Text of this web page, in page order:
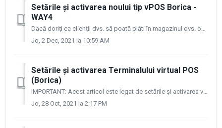
Setările și activarea noului tip vPOS Borica -
WAY4
Dacă doriți ca clienții dvs. să poată plăti în magazinul dvs. online cu cardurile lor de credit și/sau de debit și să primiți banii direct în contul dvs.,...
Jo, 2 Dec, 2021 la 10:59 AM
Setările și activarea Terminalului virtual POS
(Borica)
IMPORTANT: Acest articol este legat de setările și activarea vechiului tip de terminal. Borica oferă acum un nou tip de terminal numit Way4. Acesta of...
Jo, 28 Oct, 2021 la 2:17 PM